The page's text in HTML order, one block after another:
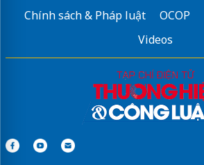
Chính sách & Pháp luật
OCOP
Videos